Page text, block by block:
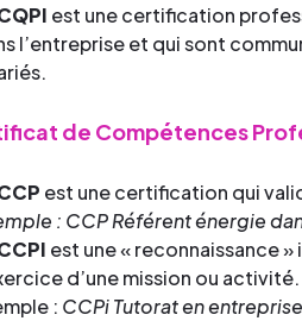
est une certification
l’entreprise et qui sont
de Compétences
est une certification qui
: CCP Référent énergie
est une « reconnaissance
d’une mission ou activité.
: CCPi Tutorat en